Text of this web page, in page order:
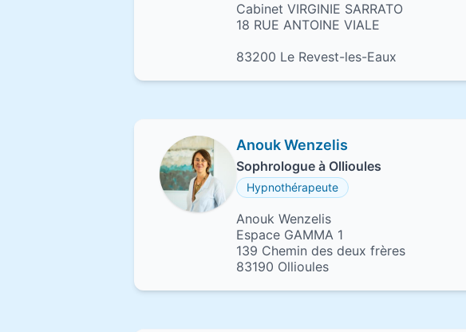
Cabinet VIRGINIE SARRATO
18 RUE ANTOINE VIALE
83200 Le Revest-les-Eaux
Anouk Wenzelis
Sophrologue à Ollioules
Hypnothérapeute
Anouk Wenzelis
Espace GAMMA 1
139 Chemin des deux frères
83190 Ollioules